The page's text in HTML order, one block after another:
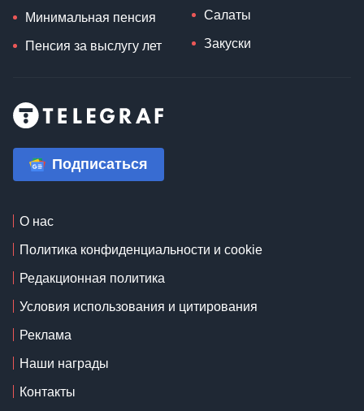
Минимальная пенсия
Пенсия за выслугу лет
Салаты
Закуски
Подписаться
О нас
Политика конфиденциальности и cookie
Редакционная политика
Условия использования и цитирования
Реклама
Наши награды
Контакты